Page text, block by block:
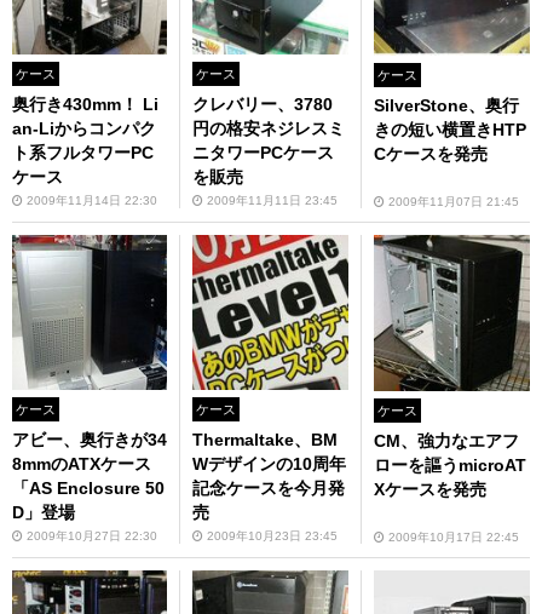
ケース
奥行き430mm！ Li
an-Liからコンパク
ト系フルタワーPC
ケース
2009年11月14日 22:30
ケース
クレバリー、3780
円の格安ネジレスミ
ニタワーPCケース
を販売
2009年11月11日 23:45
ケース
SilverStone、奥行
きの短い横置きHTP
Cケースを発売
2009年11月07日 21:45
ケース
アビー、奥行きが34
8mmのATXケース
「AS Enclosure 50
D」登場
2009年10月27日 22:30
ケース
Thermaltake、BM
Wデザインの10周年
記念ケースを今月発
売
2009年10月23日 23:45
ケース
CM、強力なエアフ
ローを謳うmicroAT
Xケースを発売
2009年10月17日 22:45